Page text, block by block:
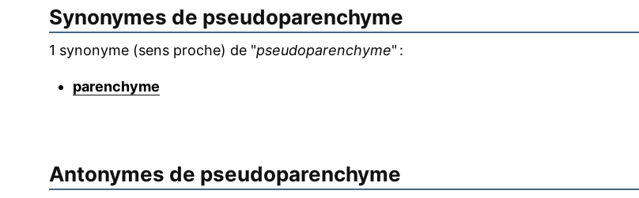
Synonymes de pseudoparenchyme
1 synonyme (sens proche) de "pseudoparenchyme" :
parenchyme
Antonymes de pseudoparenchyme